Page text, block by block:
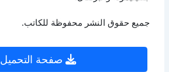
جميع حقوق النشر محفوظة للكاتب.
صفحة التحميل